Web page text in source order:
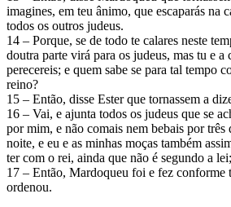
imagines, em teu ânimo, que escaparás na
todos os outros judeus.
14 – Porque, se de todo te calares neste
doutra parte virá para os judeus, mas tu e a
perecereis; e quem sabe se para tal tempo
reino?
15 – Então, disse Ester que tornassem a
16 – Vai, e ajunta todos os judeus que se
por mim, e não comais nem bebais por três
noite, e eu e as minhas moças também
ter com o rei, ainda que não é segundo a
17 – Então, Mardoqueu foi e fez conforme
ordenou.